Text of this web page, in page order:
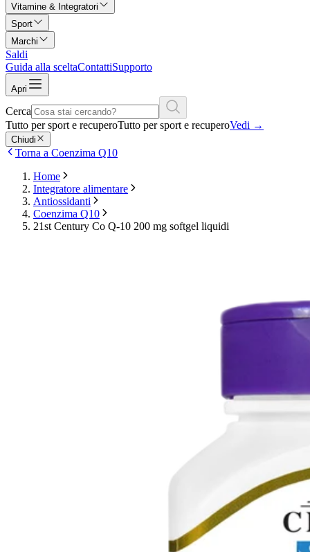
Vitamine & Integratori
Sport
Marchi
Saldi
Guida alla sceltaContattiSupporto
Apri
Cerca
Tutto per sport e recuperoTutto per sport e recuperoVedi →
Chiudi
Torna a Coenzima Q10
Home
Integratore alimentare
Antiossidanti
Coenzima Q10
21st Century Co Q-10 200 mg softgel liquidi